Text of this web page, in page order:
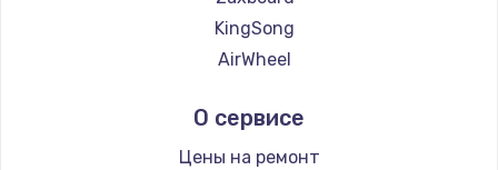
KingSong
AirWheel
Hunter
Shorner
О сервисе
Цены на ремонт